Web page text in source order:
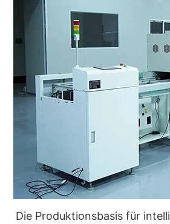
Die Produktionsbasis für